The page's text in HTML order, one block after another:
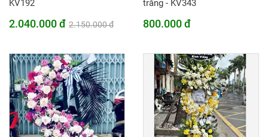
KV192
2.040.000 đ 2.150.000 đ
trắng - KV343
800.000 đ